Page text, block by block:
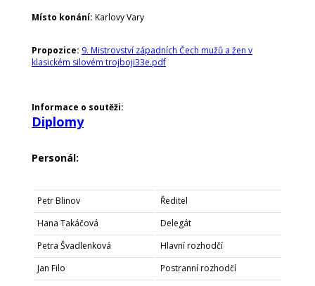
Místo konání: Karlovy Vary
Propozice: 9. Mistrovství západních Čech mužů a žen v
klasickém silovém trojboji33e.pdf
Informace o soutěži:
Diplomy
Personál:
Petr Blinov
Ředitel
Hana Takáčová
Delegát
Petra Švadlenková
Hlavní rozhodčí
Jan Filo
Postranní rozhodčí